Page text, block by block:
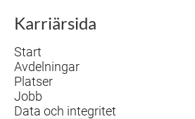
Karriärsida
Start
Avdelningar
Platser
Jobb
Data och integritet